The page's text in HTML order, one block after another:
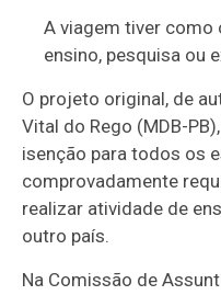
A viagem tiver como
ensino, pesquisa ou
O projeto original, de
Vital do Rego (MDB-
isenção para todos os
comprovadamente
realizar atividade de
outro país.
Na Comissão de